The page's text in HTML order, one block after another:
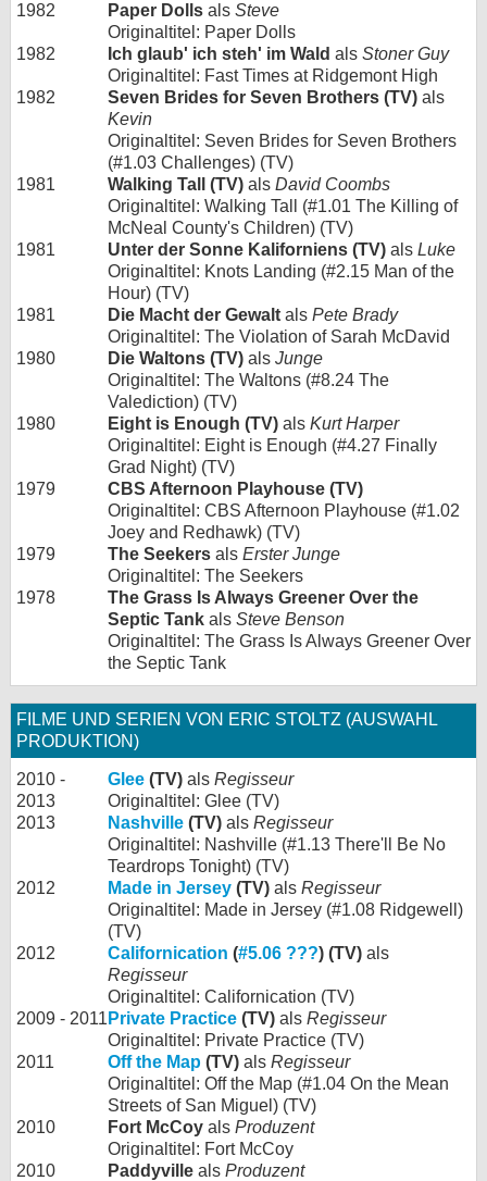
1982
Paper Dolls als Steve
Originaltitel: Paper Dolls
1982
Ich glaub' ich steh' im Wald als Stoner Guy
Originaltitel: Fast Times at Ridgemont High
1982
Seven Brides for Seven Brothers (TV) als
Kevin
Originaltitel: Seven Brides for Seven Brothers
(#1.03 Challenges) (TV)
1981
Walking Tall (TV) als David Coombs
Originaltitel: Walking Tall (#1.01 The Killing of
McNeal County's Children) (TV)
1981
Unter der Sonne Kaliforniens (TV) als Luke
Originaltitel: Knots Landing (#2.15 Man of the
Hour) (TV)
1981
Die Macht der Gewalt als Pete Brady
Originaltitel: The Violation of Sarah McDavid
1980
Die Waltons (TV) als Junge
Originaltitel: The Waltons (#8.24 The
Valediction) (TV)
1980
Eight is Enough (TV) als Kurt Harper
Originaltitel: Eight is Enough (#4.27 Finally
Grad Night) (TV)
1979
CBS Afternoon Playhouse (TV)
Originaltitel: CBS Afternoon Playhouse (#1.02
Joey and Redhawk) (TV)
1979
The Seekers als Erster Junge
Originaltitel: The Seekers
1978
The Grass Is Always Greener Over the
Septic Tank als Steve Benson
Originaltitel: The Grass Is Always Greener Over
the Septic Tank
FILME UND SERIEN VON ERIC STOLTZ (AUSWAHL
PRODUKTION)
2010 -
2013
Glee (TV) als Regisseur
Originaltitel: Glee (TV)
2013
Nashville (TV) als Regisseur
Originaltitel: Nashville (#1.13 There'll Be No
Teardrops Tonight) (TV)
2012
Made in Jersey (TV) als Regisseur
Originaltitel: Made in Jersey (#1.08 Ridgewell)
(TV)
2012
Californication (#5.06 ???) (TV) als
Regisseur
Originaltitel: Californication (TV)
2009 - 2011 Private Practice (TV) als Regisseur
Originaltitel: Private Practice (TV)
2011
Off the Map (TV) als Regisseur
Originaltitel: Off the Map (#1.04 On the Mean
Streets of San Miguel) (TV)
2010
Fort McCoy als Produzent
Originaltitel: Fort McCoy
2010
Paddyville als Produzent